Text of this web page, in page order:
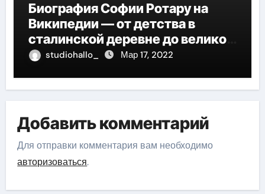
Биография Софии Ротару на
Википедии — от детства в
сталинской деревне до великой
карьеры и яркой личной жизни
studiohallo_ Мар 17, 2022
Добавить комментарий
Для отправки комментария вам необходимо
авторизоваться.